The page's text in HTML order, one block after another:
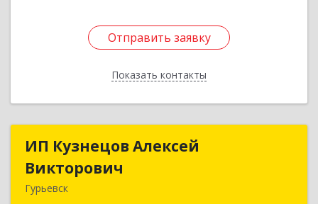
Отправить заявку
Показать контакты
Отправить заявку
Назад
ИП Кузнецов Алексей
Викторович
Гурьевск
ИП Кузнецов Алексей